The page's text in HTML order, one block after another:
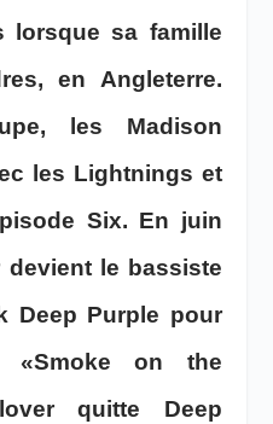
lorsque sa famille
en Angleterre.
les Madison
les Lightnings et
Six. En juin
devient le bassiste
Deep Purple pour
«Smoke on the
quitte Deep